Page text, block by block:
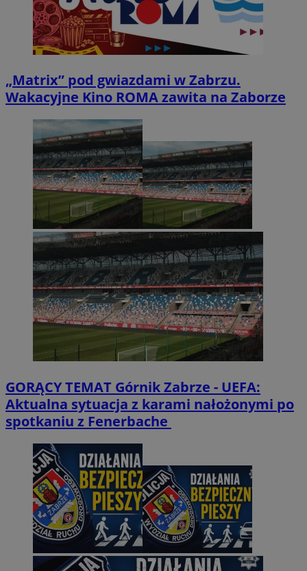
„Matrix” pod gwiazdami w Zabrzu.
Wakacyjne Kino ROMA zawita na Zaborze
GORĄCY TEMAT Górnik Zabrze - UEFA:
Aktualna sytuacja z karami nałożonymi po
spotkaniu z Fenerbache